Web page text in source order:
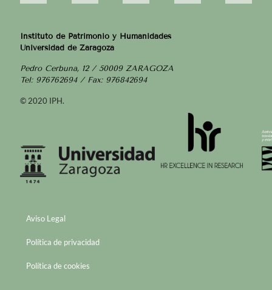
Instituto de Patrimonio y Humanidades
Universidad de Zaragoza
Pedro Cerbuna, 12 / 50009 ZARAGOZA
Tel: 976762694 / Fax: 976842694
© 2020 IPH.
Aviso Legal
Política de privacidad
Política de cookies